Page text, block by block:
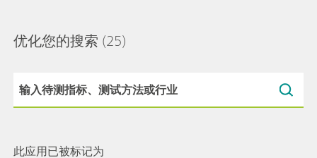
优化您的搜索 (25)
此应用已被标记为